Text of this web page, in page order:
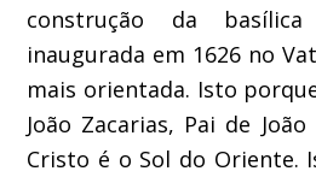
construção da
inaugurada em 1626 no
mais orientada. Isto
João Zacarias, Pai de
Cristo é o Sol do Oriente.